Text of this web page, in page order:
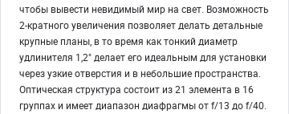
чтобы вывести невидимый мир на свет. Возможность
2-кратного увеличения позволяет делать детальные
крупные планы, в то время как тонкий диаметр
удлинителя 1,2" делает его идеальным для установки
через узкие отверстия и в небольшие пространства.
Оптическая структура состоит из 21 элемента в 16
группах и имеет диапазон диафрагмы от f/13 до f/40.